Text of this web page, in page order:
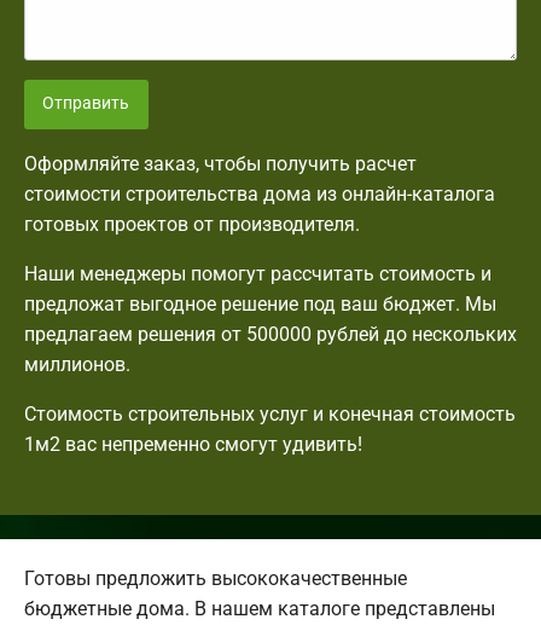
Отправить
Оформляйте заказ, чтобы получить расчет
стоимости строительства дома из онлайн-каталога
готовых проектов от производителя.
Наши менеджеры помогут рассчитать стоимость и
предложат выгодное решение под ваш бюджет. Мы
предлагаем решения от 500000 рублей до нескольких
миллионов.
Стоимость строительных услуг и конечная стоимость
1м2 вас непременно смогут удивить!
Готовы предложить высококачественные
бюджетные дома. В нашем каталоге представлены